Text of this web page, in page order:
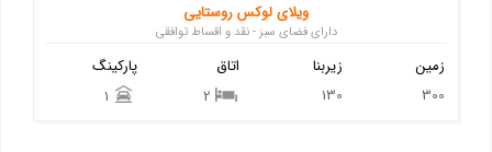
ویلای لوکس روستایی
دارای فضای سبز - نقد و اقساط توافقی
پارکینگ
اتاق
2
زیربنا
130
زمین
300